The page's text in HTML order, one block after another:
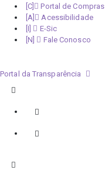
Portal de Compras
Acessibilidade
E-Sic
Fale Conosco
Portal da Transparência